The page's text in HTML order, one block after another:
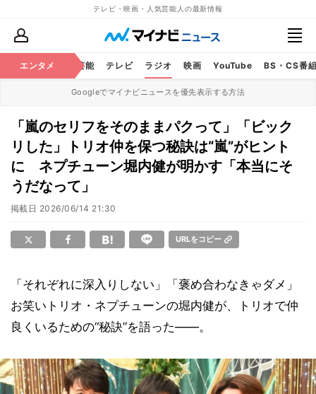
テレビ・映画・人気芸能人の最新情報
エンタメ 芸能 テレビ ラジオ 映画 YouTube BS・CS番
Googleでマイナビニュースを優先表示する方法
「嵐のセリフをそのままパクって」「ビック
リした」トリオ仲を保つ秘訣は“嵐”がヒント
に ネプチューン堀内健が明かす「本当にそ
うだなって」
掲載日 2026/06/14 21:30
URLをコピー
「それぞれに深入りしない」「褒め合わなきゃダメ」
お笑いトリオ・ネプチューンの堀内健が、トリオで仲
良くいるための“秘訣”を語った――。